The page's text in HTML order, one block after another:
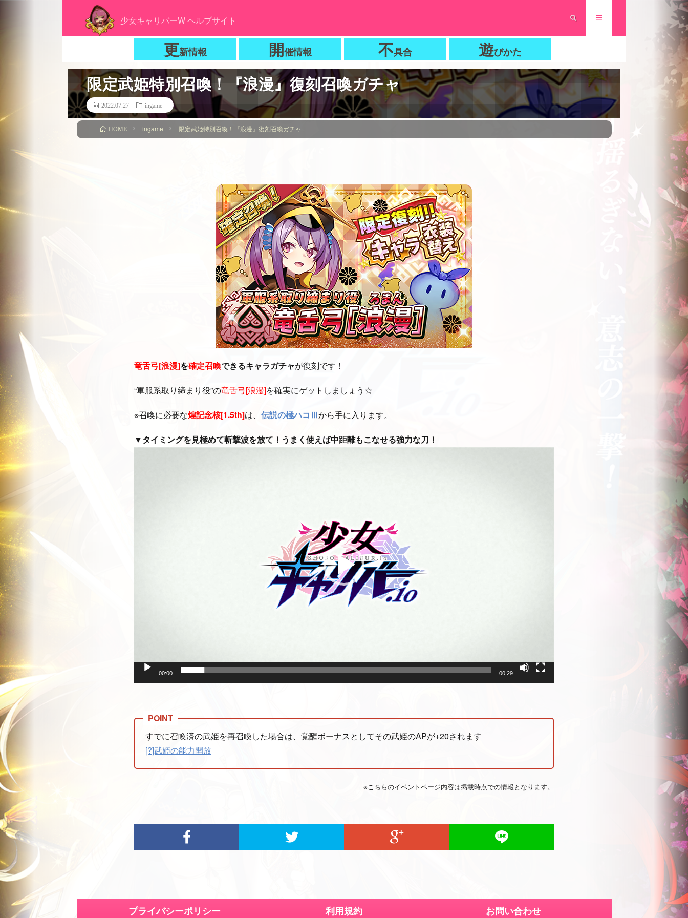
少女キャリバーW ヘルプサイト
更新情報 開催情報 不具合 遊びかた
限定武姫特別召喚！『浪漫』復刻召喚ガチャ
2022.07.27 ingame
HOME ingame 限定武姫特別召喚！『浪漫』復刻召喚ガチャ
竜舌弓[浪漫]を確定召喚できるキャラガチャが復刻です！
“軍服系取り締まり役”の竜舌弓[浪漫]を確実にゲットしましょう☆
※召喚に必要な煌記念核[1.5th]は、 伝説の極ハコⅢから手に入ります。
▼タイミングを見極めて斬撃波を放て！うまく使えば中距離もこなせる強力な刀！
00:00 00:29
すでに召喚済の武姫を再召喚した場合は、覚醒ボーナスとしてその武姫のAPが+20されます
[?]武姫の能力開放
※こちらのイベントページ内容は掲載時点での情報となります。
プライバシーポリシー 利用規約 お問い合わせ